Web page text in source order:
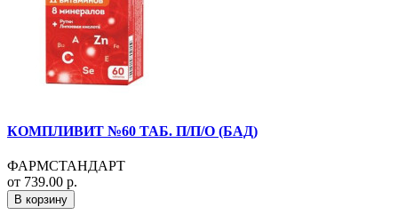
КОМПЛИВИТ №60 ТАБ. П/П/О (БАД)
ФАРМСТАНДАРТ
от 739.00 р.
В корзину